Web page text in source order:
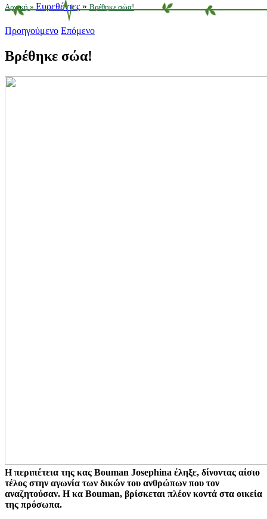
Αρχική » Ευρεθέντες » Βρέθηκε σώα!
Προηγούμενο Επόμενο
Βρέθηκε σώα!
Η περιπέτεια της κας Bouman Josephina έληξε, δίνοντας αίσιο
τέλος στην αγωνία των δικών του ανθρώπων που τον
αναζητούσαν. Η κα Bouman, βρίσκεται πλέον κοντά στα οικεία
της πρόσωπα.